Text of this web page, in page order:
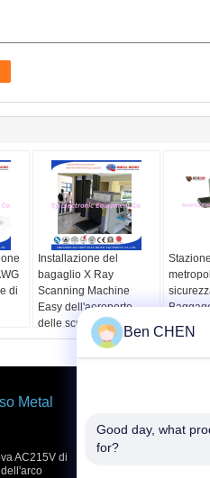
di
Installazione del
bagaglio X Ray
Scanning Machine
Easy dell'aeroporto
delle scuole
Machine
Metal
AC215V di
Richiedere un
Ben CHEN
Good day, what
for?